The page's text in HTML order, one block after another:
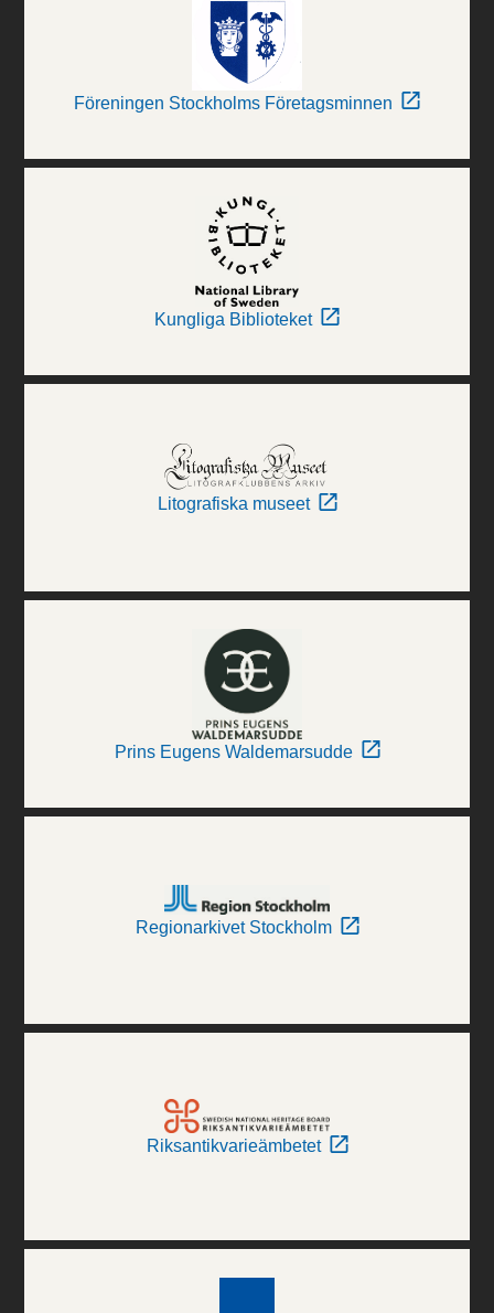
Föreningen Stockholms Företagsminnen
Kungliga Biblioteket
Litografiska museet
Prins Eugens Waldemarsudde
Regionarkivet Stockholm
Riksantikvarieämbetet